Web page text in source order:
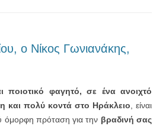
ο Νίκος Γωνιανάκης,
ποιοτικό φαγητό, σε ένα ανοιχτό
πολύ κοντά στο Ηράκλειο , είναι
όμορφη πρόταση για την βραδινή σας